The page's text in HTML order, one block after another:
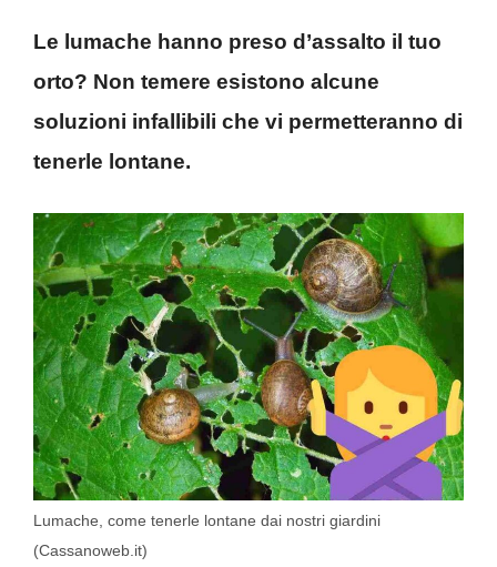
Le lumache hanno preso d’assalto il tuo
orto? Non temere esistono alcune
soluzioni infallibili che vi permetteranno di
tenerle lontane.
Lumache, come tenerle lontane dai nostri giardini
(Cassanoweb.it)